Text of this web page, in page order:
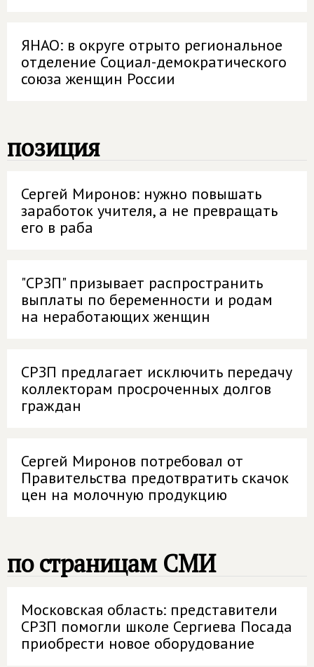
ЯНАО: в округе отрыто региональное
отделение Социал-демократического
союза женщин России
позиция
Сергей Миронов: нужно повышать
заработок учителя, а не превращать
его в раба
"СРЗП" призывает распространить
выплаты по беременности и родам
на неработающих женщин
СРЗП предлагает исключить передачу
коллекторам просроченных долгов
граждан
Сергей Миронов потребовал от
Правительства предотвратить скачок
цен на молочную продукцию
по страницам СМИ
Московская область: представители
СРЗП помогли школе Сергиева Посада
приобрести новое оборудование